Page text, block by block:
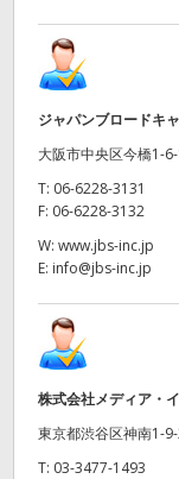
ジャパンブロードキ
大阪市中央区今橋1-
T: 06-6228-3131
F: 06-6228-3132
W: www.jbs-inc.jp
E: info@jbs-inc.jp
株式会社メディア・
東京都渋谷区神南1-
T: 03-3477-1493